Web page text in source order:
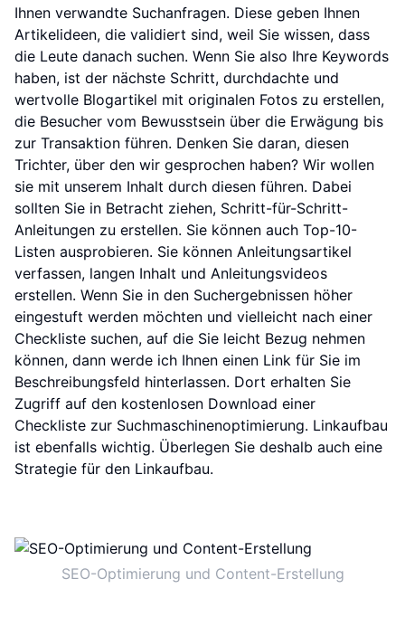
Ihnen verwandte Suchanfragen. Diese geben Ihnen
Artikelideen, die validiert sind, weil Sie wissen, dass
die Leute danach suchen. Wenn Sie also Ihre Keywords
haben, ist der nächste Schritt, durchdachte und
wertvolle Blogartikel mit originalen Fotos zu erstellen,
die Besucher vom Bewusstsein über die Erwägung bis
zur Transaktion führen. Denken Sie daran, diesen
Trichter, über den wir gesprochen haben? Wir wollen
sie mit unserem Inhalt durch diesen führen. Dabei
sollten Sie in Betracht ziehen, Schritt-für-Schritt-
Anleitungen zu erstellen. Sie können auch Top-10-
Listen ausprobieren. Sie können Anleitungsartikel
verfassen, langen Inhalt und Anleitungsvideos
erstellen. Wenn Sie in den Suchergebnissen höher
eingestuft werden möchten und vielleicht nach einer
Checkliste suchen, auf die Sie leicht Bezug nehmen
können, dann werde ich Ihnen einen Link für Sie im
Beschreibungsfeld hinterlassen. Dort erhalten Sie
Zugriff auf den kostenlosen Download einer
Checkliste zur Suchmaschinenoptimierung. Linkaufbau
ist ebenfalls wichtig. Überlegen Sie deshalb auch eine
Strategie für den Linkaufbau.
SEO-Optimierung und Content-Erstellung